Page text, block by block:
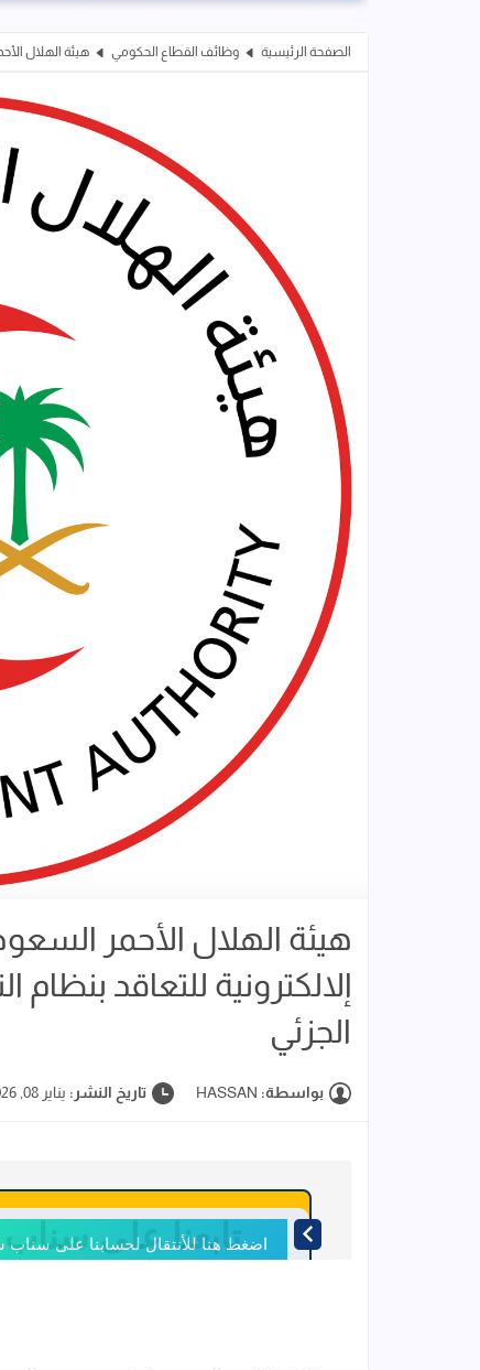
الصفحة الرئيسية وظائف القطاع الحكومي هيئة الهلال
هيئة الهلال الأحمر
إلالكترونية للتعاقد بنظام
الجزئي
بواسطة: HASSAN تاريخ النشر: يناير 08, 2026
اضغط هنا للأنتقال لحسابنا على
تابعنا على